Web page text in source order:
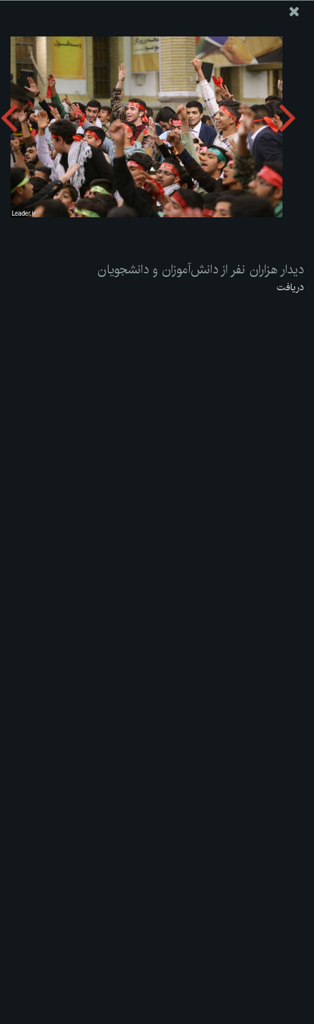
ارسال نامه
وجوهات
دیدار هزاران نفر از دانش‌آموزان و دانشجویان دریافت آلبوم:
دیدار هزاران نفر از دانش‌آموزان و دانشجویان
دریافت